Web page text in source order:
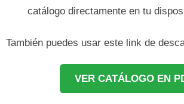
catálogo directamente en tu
También puedes usar este link de
VER CATÁLOGO EN